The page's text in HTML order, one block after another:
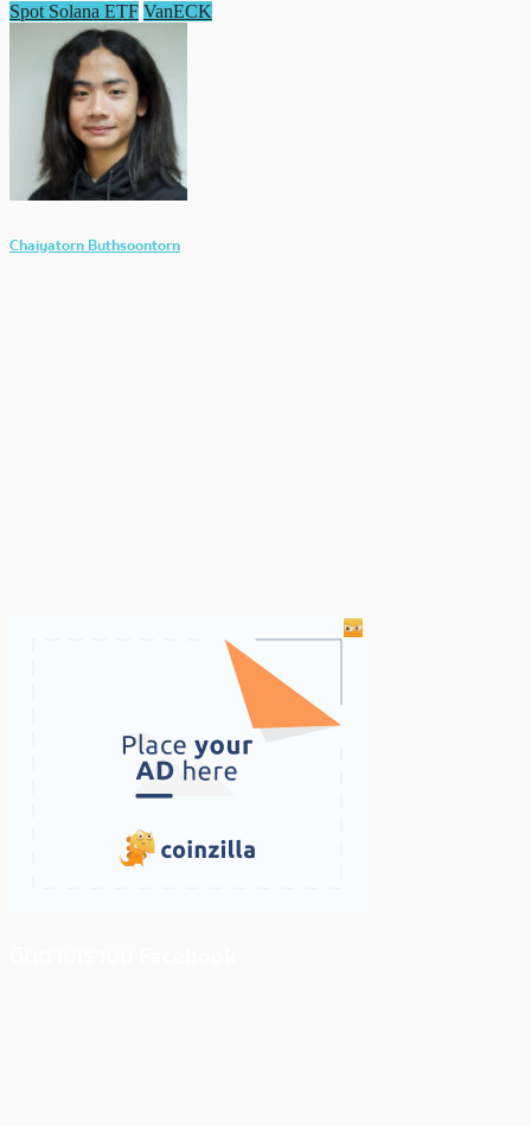
Spot Solana ETF VanECK
Chaiyatorn Buthsoontorn